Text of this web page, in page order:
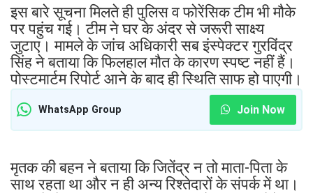
इस बारे सूचना मिलते ही पुलिस व फोरेंसिक टीम भी मौके
पर पहुंच गई। टीम ने घर के अंदर से जरूरी साक्ष्य
जुटाए। मामले के जांच अधिकारी सब इंस्पेक्टर गुरविंद्र
सिंह ने बताया कि फिलहाल मौत के कारण स्पष्ट नहीं हैं।
पोस्टमार्टम रिपोर्ट आने के बाद ही स्थिति साफ हो पाएगी।
WhatsApp Group Join Now
मृतक की बहन ने बताया कि जितेंद्र न तो माता-पिता के
साथ रहता था और न ही अन्य रिश्तेदारों के संपर्क में था।